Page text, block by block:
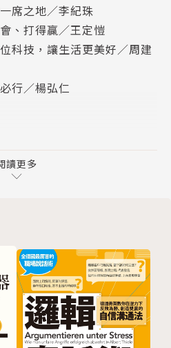
售、製造、金融、醫療、
態系平臺全面應用
視野為架構，廣召臺灣醫
業等領域數位化專家，以最
內各產業數位轉型的過程與
數位轉型，大數據和AI普
全新、連結未來的創新生態
起點。每篇結尾，都附錄經營
領域知識平臺「智門」（Sm
裁對該領域數位轉型的願景
席之地／李紀珠
、打得贏／王定愷
科技，讓生活更美好／周建
行／楊弘仁
工危機
讀更多